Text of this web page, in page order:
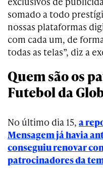
somado a todo
nossas plataformas
com cada um, de
todas as telas”, diz a
Quem são os
Futebol da
No último dia 15, a
Mensagem já havia
conseguiu renovar
patrocinadores da